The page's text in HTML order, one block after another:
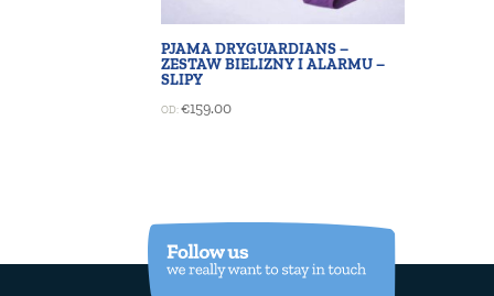
PJAMA DRYGUARDIANS –
ZESTAW BIELIZNY I ALARMU –
SLIPY
OD:€159.00